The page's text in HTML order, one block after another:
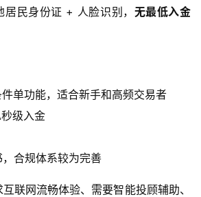
居民身份证 + 人脸识别， 无最低入金
单功能，适合新手和高频交易者
级入金
合规体系较为完善
互联网流畅体验、需要智能投顾辅助、